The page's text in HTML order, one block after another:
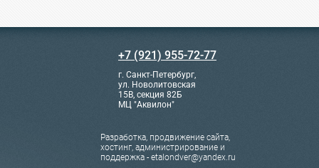
+7 (921) 955-72-77
г. Санкт-Петербург,
ул. Новолитовская
15В, секция 82Б
МЦ "Аквилон"
Разработка, продвижение сайта,
хостинг, администрирование и
поддержка - etalondver@yandex.ru